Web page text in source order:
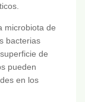
microbiota de
bacterias
de
pueden
en los